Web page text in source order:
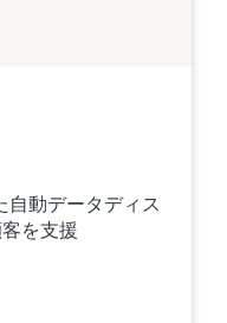
自動データディス
を支援